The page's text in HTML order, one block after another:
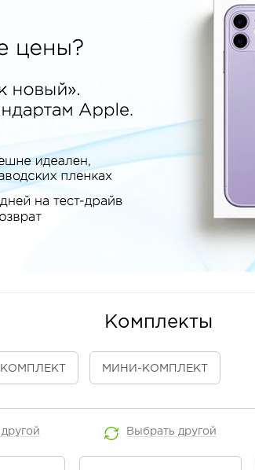
Комплекты
МИНИ -КОМПЛЕКТ
другой Выбрать другой